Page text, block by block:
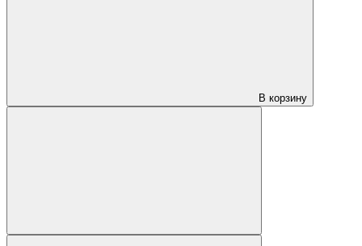
В корзину